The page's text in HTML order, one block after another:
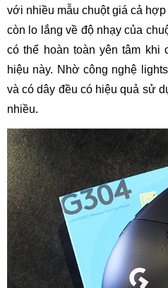
với nhiều mẫu chuột giá cả
còn lo lắng về độ nhạy của
có thể hoàn toàn yên tâm khi
hiệu này. Nhờ công nghệ
và có dây đều có hiệu quả sử
nhiều.